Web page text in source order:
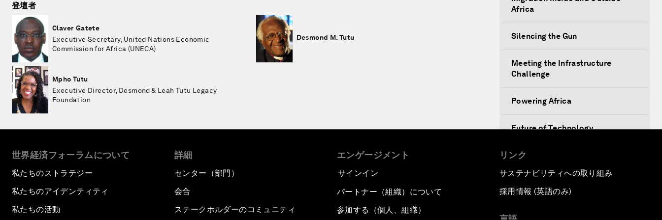
登壇者
Claver Gatete
Executive Secretary, United Nations Economic
Commission for Africa (UNECA)
Desmond M. Tutu
Mpho Tutu
Executive Director, Desmond & Leah Tutu Legacy
Foundation
Africa
Silencing the Gun
Meeting the Infrastructure
Challenge
Powering Africa
Future of Technology
Africa Economic Outlook
世界経済フォーラムについて
私たちのストラテジー
私たちのアイデンティティ
私たちの活動
詳細
センター（部門）
会合
ステークホルダーのコミュニティ
エンゲージメント
サインイン
パートナー（組織）について
参加する（個人、組織）
リンク
サステナビリティへの取り組み
採用情報 (英語のみ)